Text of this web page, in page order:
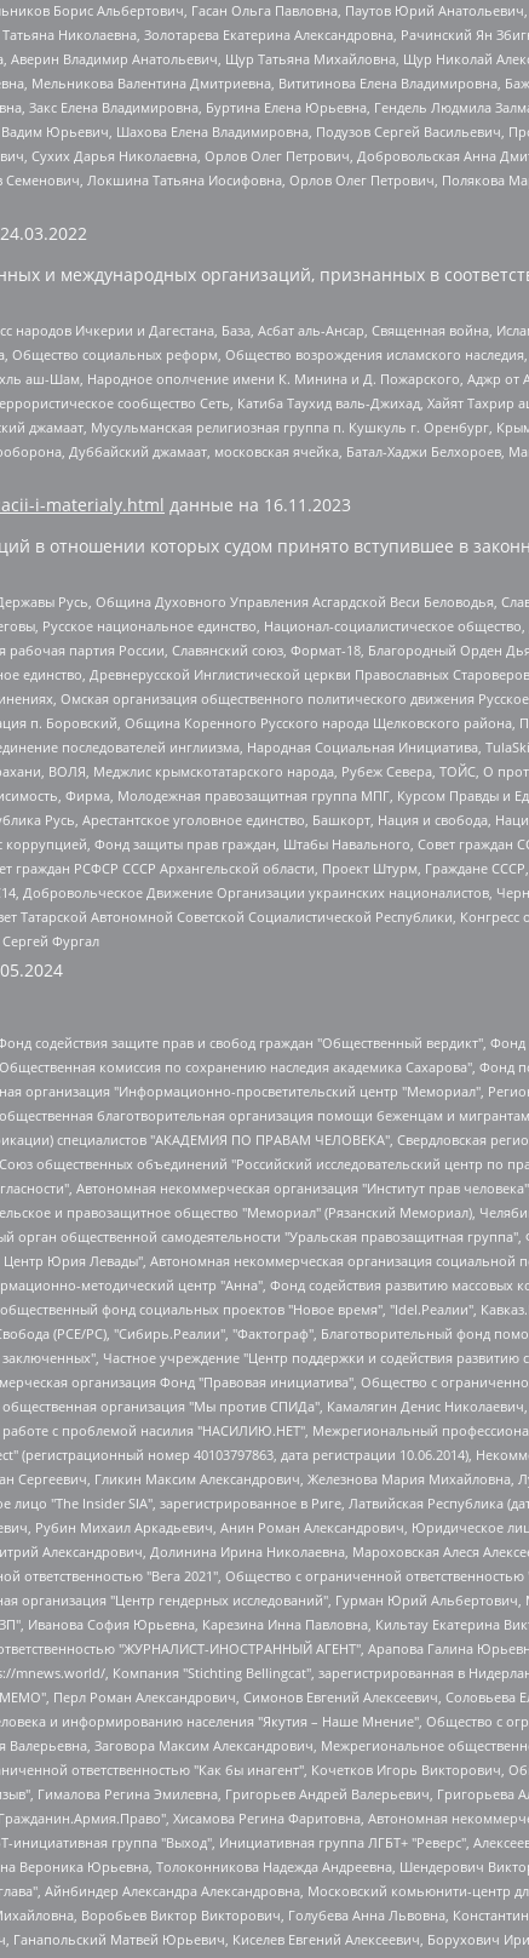
Борис Альбертович, Гасан Ольга Павловна, Паутов Юрий
Николаевна, Золотарева Екатерина Александровна, Рачинский Ян
Аверин Владимир Анатольевич, Щур Татьяна Михайловна, Щур Николай
Мельникова Валентина Дмитриевна, Вититинова Елена Владимировна,
Закс Елена Владимировна, Буртина Елена Юрьевна, Гендель Людмила
Юрьевич, Шахова Елена Владимировна, Подузов Сергей Васильевич,
Сухих Дарья Николаевна, Орлов Олег Петрович, Добровольская Анна
Локшина Татьяна Иосифовна, Орлов Олег Петрович, Полякова
24.03.2022
и международных организаций, признанных в
Ичкерии и Дагестана, База, Асбат аль-Ансар, Священная война,
Общество социальных реформ, Общество возрождения исламского
аш-Шам, Народное ополчение имени К. Минина и Д. Пожарского, Аджр от
сообщество Сеть, Катиба Таухид валь-Джихад, Хайят
джамаат, Мусульманская религиозная группа п. Кушкуль г. Оренбург,
Дуббайский джамаат, московская ячейка, Батал-Хаджи Белхороев,
i-materialy.html данные на 16.11.2023
в отношении которых судом принято вступившее в
Русь, Община Духовного Управления Асгардской Веси Беловодья,
Русское национальное единство, Национал-социалистическое
партия России, Славянский союз, Формат-18, Благородный Орден
единство, Древнерусской Инглистической церкви Православных
Омская организация общественного политического движения
п. Боровский, Община Коренного Русского народа Щелковского района,
последователей инглиизма, Народная Социальная Инициатива,
ВОЛЯ, Меджлис крымскотатарского народа, Рубеж Севера, ТОЙС, О
Фирма, Молодежная правозащитная группа МПГ, Курсом Правды и
Русь, Арестантское уголовное единство, Башкорт, Нация и свобода,
Фонд защиты прав граждан, Штабы Навального, Совет граждан
РСФСР СССР Архангельской области, Проект Штурм, Граждане
Добровольческое Движение Организации украинских националистов,
Автономной Советской Социалистической Республики,
Фургал
Роман Сергеевич, Гликин Максим Александрович, Железнова Мария Михайловна, Лукьянова Юлия Сергеевна, Маетная Елизавета Витальевна, Маняхин Петр Борисович, Чуракова Ольга Владимировна, Ярош Юлия Петровна, Юридическое лицо "The Insider SIA", зарегистрированное в Риге, Латвийская Республика (дата регистрации 26.06.2015), являющееся администратором доменного имени интернет-издания "The Insider SIA", https://theins.ru, Постернак Алексей Евгеньевич, Рубин Михаил Аркадьевич, Анин Роман Александрович, Юридическое лицо Istories fonds, зарегистрированное в Латвийской Республике (регистрационный номер 50008295751, дата регистрации 24.02.2020), Великовский Дмитрий Александрович, Долинина Ирина Николаевна, Мароховская Алеся Алексеевна, Шлейнов Роман Юрьевич, Шмагун Олеся Валентиновна, Общество с ограниченной ответственностью "Альтаир 2021", Общество с ограниченной ответственностью "Вега 2021", Общество с ограниченной ответственностью "Главный редактор 2021", Общество с ограниченной ответственностью "Ромашки монолит", Важенков Артем Валерьевич, Ивановская областная общественная организация "Центр гендерных исследований", Гурман Юрий Альбертович, Медиапроект "ОВД-Инфо", Егоров Владимир Владимирович, Жилинский Владимир Александрович, Общество с ограниченной ответственностью "ЗП", Иванова София Юрьевна, Карезина Инна Павловна, Кильтау Екатерина Викторовна, Петров Алексей Викторович, Пискунов Сергей Евгеньевич, Смирнов Сергей Сергеевич, Тихонов Михаил Сергеевич, Общество с ограниченной ответственностью "ЖУРНАЛИСТ-ИНОСТРАННЫЙ АГЕНТ", Арапова Галина Юрьевна, Вольтская Татьяна Анатольевна, Американская компания "Mason G.E.S. Anonymous Foundation" (США), являющаяся владельцем интернет-издания https://mnews.world/, Компания "Stichting Bellingcat", зарегистрированная в Нидерландах (дата регистрации 11.07.2018), Захаров Андрей Вячеславович, Клепиковская Екатерина Дмитриевна, Общество с ограниченной ответственностью "МЕМО", Перл Роман Александрович, Симонов Евгений Алексеевич, Соловьева Елена Анатольевна, Сотников Даниил Владимирович, Сурначева Елизавета Дмитриевна, Автономная некоммерческая организация по защите прав человека и информированию населения "Якутия – Наше Мнение", Общество с ограниченной ответственностью "Москоу диджитал медиа", с 26.01.2023 Общество с ограниченной ответственностью "Чайка Белые сады", Ветошкина Валерия Валерьевна, Заговора Максим Александрович, Межрегиональное общественное движение "Российская ЛГБТ - сеть", Оленичев Максим Владимирович, Павлов Иван Юрьевич, Скворцова Елена Сергеевна, Общество с ограниченной ответственностью "Как бы инагент", Кочетков Игорь Викторович, Общество с ограниченной ответственностью "Честные выборы", Еланчик Олег Александрович, Общество с ограниченной ответственностью "Нобелевский призыв", Гималова Регина Эмилевна, Григорьев Андрей Валерьевич, Григорьева Алина Александровна, Ассоциация по содействию защите прав призывников, альтернативнослужащих и военнослужащих "Правозащитная группа "Гражданин.Армия.Право", Хисамова Регина Фаритовна, Автономная некоммерческая организация по реализации социально-правовых программ "Лилит", Дальневосточное общественное движение "Маяк", Санкт-Петербургская ЛГБТ-инициативная группа "Выход", Инициативная группа ЛГБТ+ "Реверс", Алексеев Андрей Викторович, Бекбулатова Таисия Львовна,